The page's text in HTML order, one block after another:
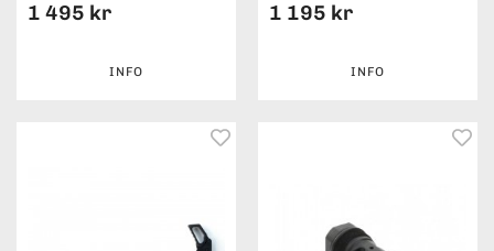
1 495 kr
INFO
1 195 kr
INFO